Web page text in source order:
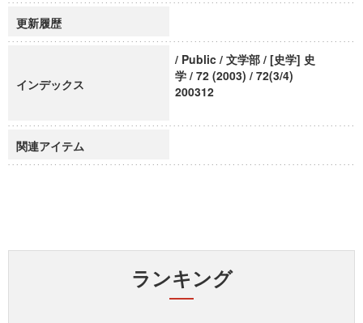
更新履歴
インデックス
/ Public / 文学部 / [史学] 史
学 / 72 (2003) / 72(3/4)
200312
関連アイテム
ランキング